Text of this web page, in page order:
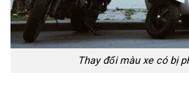
Thay đổi màu xe có bị